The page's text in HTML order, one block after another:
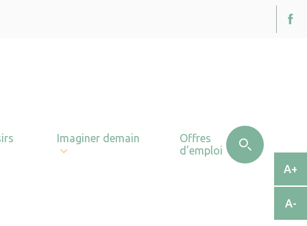
Imaginer demain
Offres
d’emploi
A+
A-